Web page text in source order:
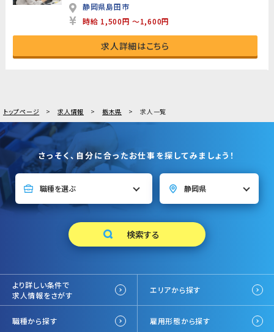
静岡県島田市
時給 1,500円 ～1,600円
求人詳細はこちら
トップページ 求人情報 栃木県 求人一覧
さっそく、自分に合ったお仕事を探してみましょう！
より詳しい条件で
求人情報をさがす
エリアから探す
職種から探す 雇用形態から探す